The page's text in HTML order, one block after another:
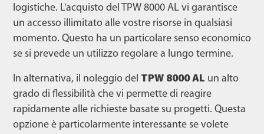
logistiche. L'acquisto del TPW 8000 AL vi garantisce
un accesso illimitato alle vostre risorse in qualsiasi
momento. Questo ha un particolare senso economico
se si prevede un utilizzo regolare a lungo termine.
In alternativa, il noleggio del TPW 8000 AL un alto
grado di flessibilità che vi permette di reagire
rapidamente alle richieste basate su progetti. Questa
opzione è particolarmente interessante se volete